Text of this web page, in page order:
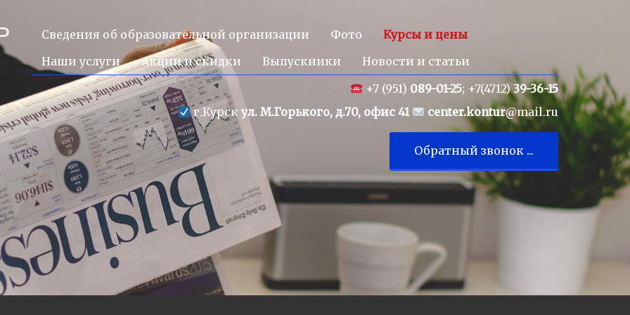
Сведения об образовательной организации Фото
Курсы и цены
Наши услуги
Акции и скидки Выпускники
Новости и статьи
+7 (951) 089-01-25; +7(4712)39-36-15
г.Курск ул. М.Горького, д.70, офис 41 center.kontur@mail.ru
Обратный звонок ...